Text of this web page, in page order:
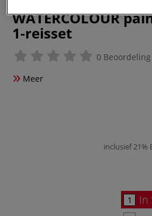
WATERCOLOUR
1-reisset
0 Beoordeling
Meer
inclusief 21%
In